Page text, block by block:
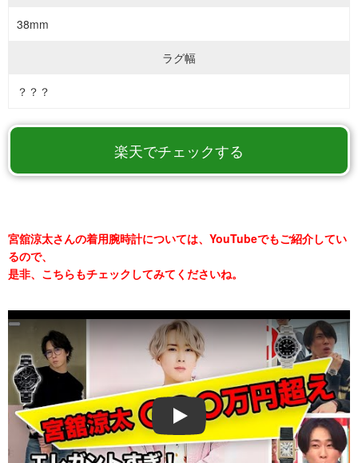
38mm
ラグ幅
？？？
楽天でチェックする
宮舘涼太さんの着用腕時計については、YouTubeでもご紹介してい
るので、
是非、こちらもチェックしてみてくださいね。
Play